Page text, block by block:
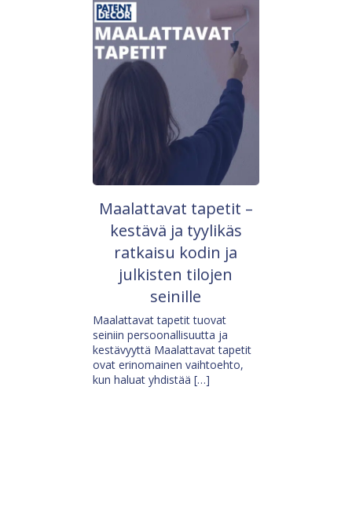
Maalattavat tapetit –
kestävä ja tyylikäs
ratkaisu kodin ja
julkisten tilojen
seinille
Maalattavat tapetit tuovat
seiniin persoonallisuutta ja
kestävyyttä Maalattavat tapetit
ovat erinomainen vaihtoehto,
kun haluat yhdistää […]